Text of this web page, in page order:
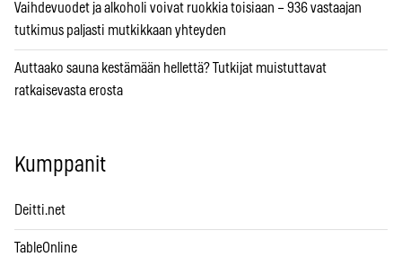
Vaihdevuodet ja alkoholi voivat ruokkia toisiaan – 936 vastaajan
tutkimus paljasti mutkikkaan yhteyden
Auttaako sauna kestämään hellettä? Tutkijat muistuttavat
ratkaisevasta erosta
Kumppanit
Deitti.net
TableOnline